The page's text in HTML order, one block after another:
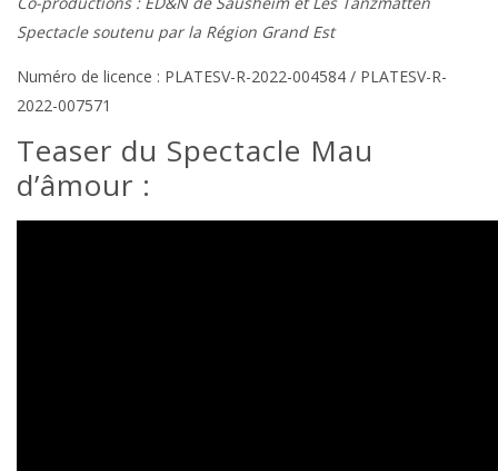
Spectacle soutenu par la Région Grand Est
Numéro de licence : PLATESV-R-2022-004584 / PLATESV-R-
2022-007571
Teaser du Spectacle Mau
d’âmour :